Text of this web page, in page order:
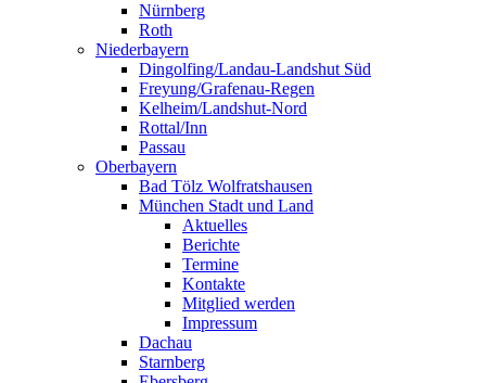
Nürnberg
Roth
Niederbayern
Dingolfing/Landau-Landshut Süd
Freyung/Grafenau-Regen
Kelheim/Landshut-Nord
Rottal/Inn
Passau
Oberbayern
Bad Tölz Wolfratshausen
München Stadt und Land
Aktuelles
Berichte
Termine
Kontakte
Mitglied werden
Impressum
Dachau
Starnberg